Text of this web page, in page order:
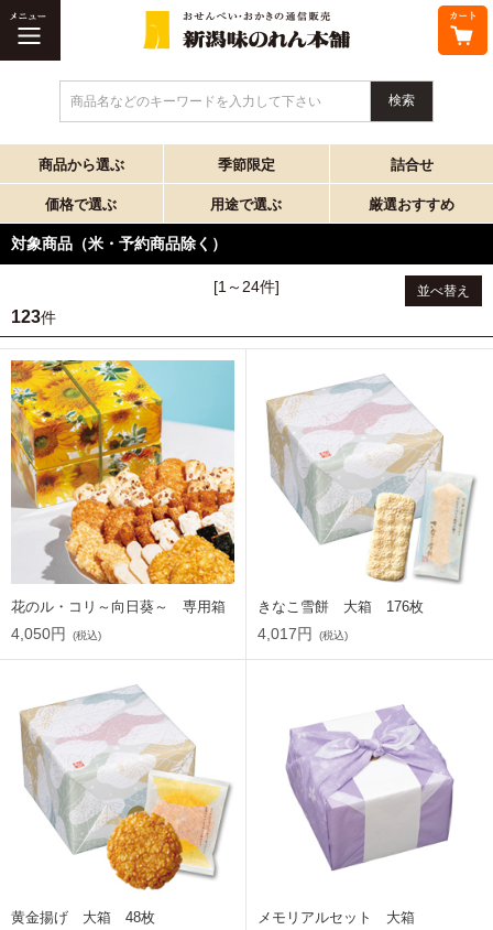
商品名などのキーワードを入力して下さい
商品から選ぶ 季節限定 詰合せ
価格で選ぶ 用途で選ぶ 厳選おすすめ
対象商品（米・予約商品除く）
並べ替え
[1～24件]
123件
花のル・コリ～向日葵～ 専用箱
4,050円 (税込)
きなこ雪餅 大箱 176枚
4,017円 (税込)
黄金揚げ 大箱 48枚 メモリアルセット 大箱